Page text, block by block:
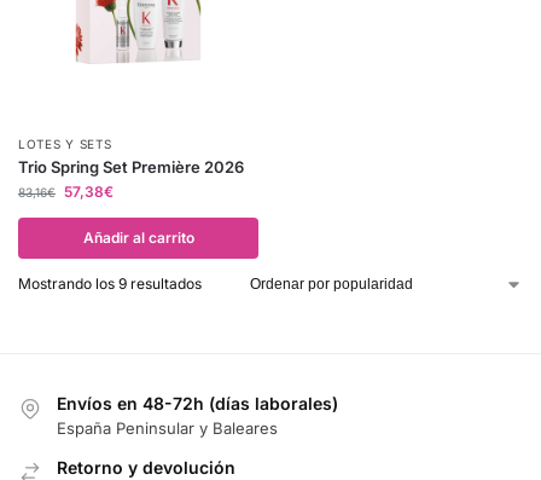
LOTES Y SETS
Trio Spring Set Première 2026
83,16€ 57,38€
Añadir al carrito
Mostrando los 9 resultados
Envíos en 48-72h (días laborales)
España Peninsular y Baleares
Retorno y devolución